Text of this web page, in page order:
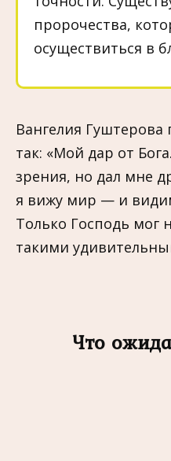
пророчества,
осуществиться в
Вангелия Гуштерова
так: «Мой дар от
зрения, но дал мне
я вижу мир — и
Только Господь мог
такими
Что